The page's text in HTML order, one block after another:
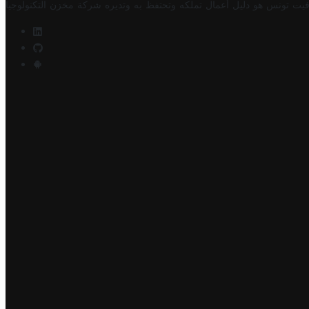
تونس هو دليل أعمال تملكه وتحتفظ به وتديره شركة مخزن التكنولوجيا